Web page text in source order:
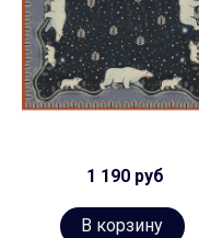
1 190 руб
В корзину